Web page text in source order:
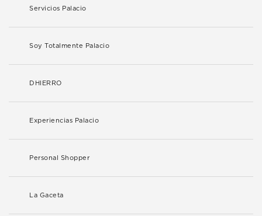
Servicios Palacio
Soy Totalmente Palacio
DHIERRO
Experiencias Palacio
Personal Shopper
La Gaceta